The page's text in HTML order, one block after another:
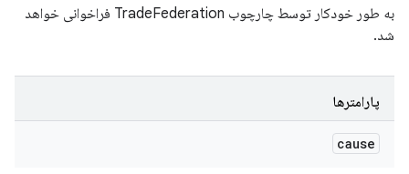
به طور خودکار توسط چارچوب TradeFederation فراخوانی خواهد
شد.
پارامترها
cause